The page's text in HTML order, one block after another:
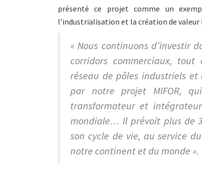
présenté ce projet comme un
l’industrialisation et la création de valeur
« Nous continuons d’investir
corridors commerciaux,
réseau de pôles industriels
par notre projet MIFOR,
transformateur et
mondiale… Il prévoit plus de
son cycle de vie, au service
notre continent et du monde ».